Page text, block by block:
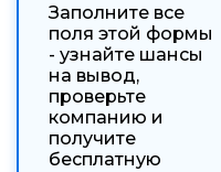
Заполните все
поля этой формы
- узнайте шансы
на вывод,
проверьте
компанию и
получите
бесплатную